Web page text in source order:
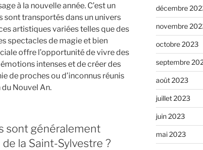
à la nouvelle année. C’est un
transportés dans un univers
artistiques variées telles que des
spectacles de magie et bien
offre l’opportunité de vivre des
intenses et de créer des
de proches ou d’inconnus réunis
Nouvel An.
sont généralement
la Saint-Sylvestre ?
décembre
novembre
octobre 2023
septembre
août 2023
juillet 2023
juin 2023
mai 2023